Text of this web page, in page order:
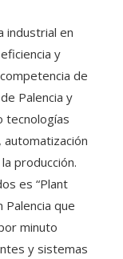
industrial en
y
de
Palencia y
tecnologías
automatización
producción.
es “Plant
Palencia que
minuto
y sistemas